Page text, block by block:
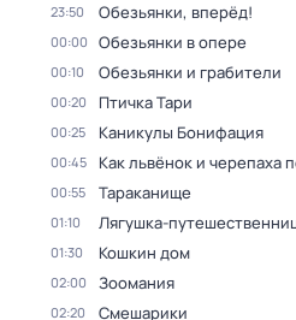
23:50 Обезьянки, вперёд!
00:00 Обезьянки в опере
00:10 Обезьянки и грабители
00:20 Птичка Тари
00:25 Каникулы Бонифация
00:45 Как львёнок и черепаха
00:55 Тараканище
01:10 Лягушка-
01:30 Кошкин дом
02:00 Зоомания
02:20 Смешарики